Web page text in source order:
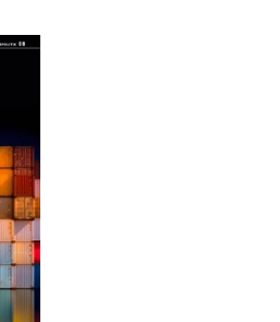
aufstellen" in neuem Fenster.